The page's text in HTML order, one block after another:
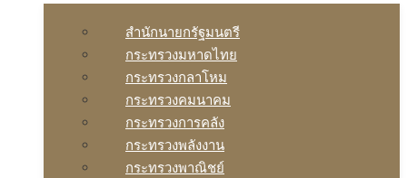
สํานักนายกรัฐมนตรี
กระทรวงมหาดไทย
กระทรวงกลาโหม
กระทรวงคมนาคม
กระทรวงการคลัง
กระทรวงพลังงาน
กระทรวงพาณิชย์